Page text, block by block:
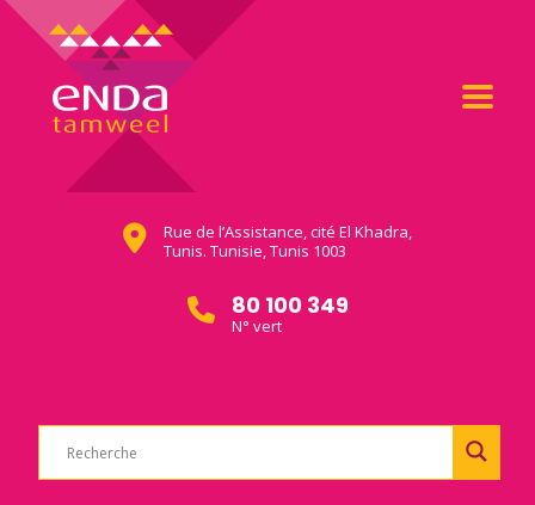
Rue de l’Assistance, cité El Khadra,
Tunis. Tunisie, Tunis 1003
80 100 349
N° vert